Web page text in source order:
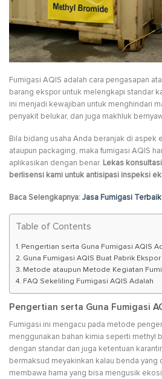
Fumigasi AQIS adalah cara pengasapan
barang ekspor untuk melengkapi standar
ini menjadi kewajiban untuk menghindari
penyakit belukar, dan juga makhluk
Bila bidang usaha Anda beranjak di aspek
ataupun packaging, maka fumigasi AQIS
aplikasikan dengan benar. Lekas
berlisensi kami untuk antisipasi inspeksi
Baca Selengkapnya:Jasa Fumigasi
Table of Contents
Pengertian serta Guna Fumigasi AQIS
Guna Fumigasi AQIS Buat Pabrik Ekspor
Metode ataupun Metode Kegiatan
FAQ Sekeliling Fumigasi AQIS Adalah
Pengertian serta Guna Fumigasi
Fumigasi ini mengacu pada metode
menggunakan bahan kimia seperti methyl
dengan standar dan juga ketentuan
bermaksud meyakinkan kalau benda yang
membawa hama yang bisa mengusik